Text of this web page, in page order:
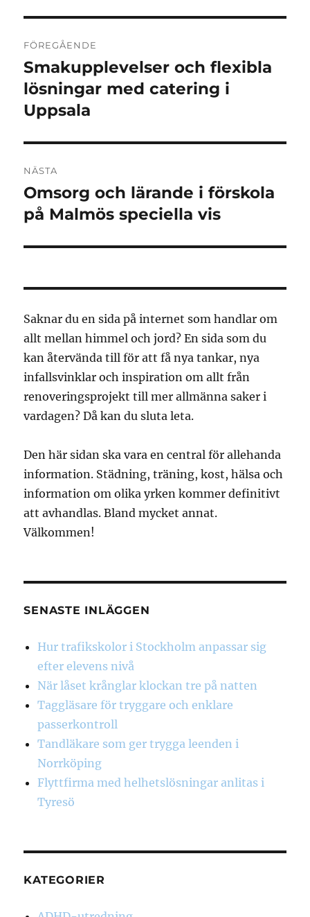
FÖREGÅENDE
Föregående
inlägg:
Smakupplevelser och flexibla
lösningar med catering i
Uppsala
NÄSTA
Nästa
inlägg:
Omsorg och lärande i förskola
på Malmös speciella vis
Saknar du en sida på internet som handlar om
allt mellan himmel och jord? En sida som du
kan återvända till för att få nya tankar, nya
infallsvinklar och inspiration om allt från
renoveringsprojekt till mer allmänna saker i
vardagen? Då kan du sluta leta.
Den här sidan ska vara en central för allehanda
information. Städning, träning, kost, hälsa och
information om olika yrken kommer definitivt
att avhandlas. Bland mycket annat.
Välkommen!
SENASTE INLÄGGEN
Hur trafikskolor i Stockholm anpassar sig
efter elevens nivå
När låset krånglar klockan tre på natten
Taggläsare för tryggare och enklare
passerkontroll
Tandläkare som ger trygga leenden i
Norrköping
Flyttfirma med helhetslösningar anlitas i
Tyresö
KATEGORIER